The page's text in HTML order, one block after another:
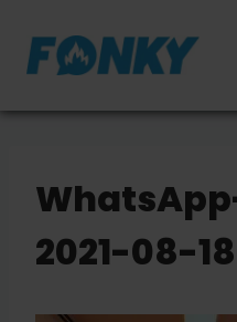
naar
inhoud
2021-08-